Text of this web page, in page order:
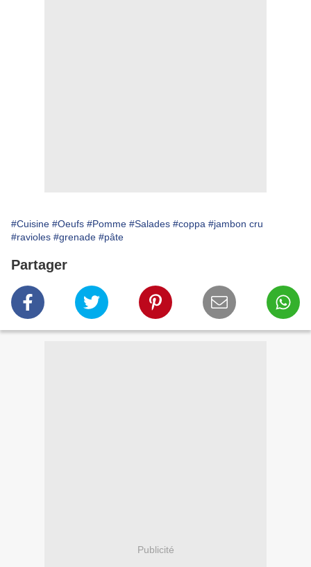
#Cuisine #Oeufs #Pomme #Salades #coppa #jambon cru
#ravioles #grenade #pâte
Partager
Publicité